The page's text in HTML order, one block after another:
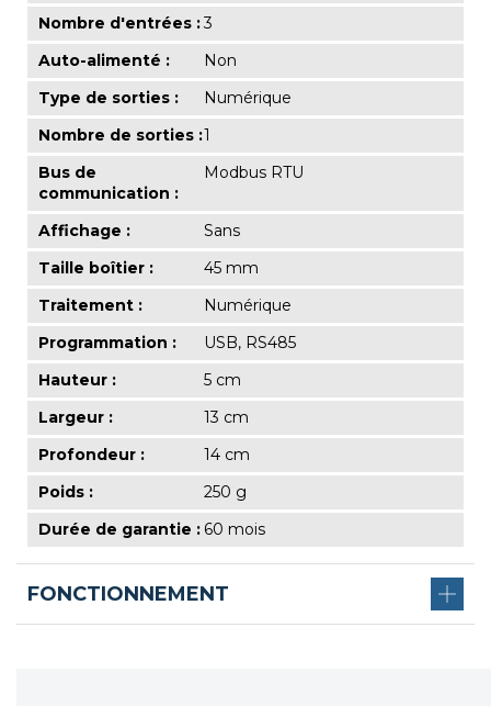
Nombre d'entrées :3
Auto-alimenté :
Non
Type de sorties :
Numérique
Nombre de sorties :1
Bus de
communication :
Modbus RTU
Affichage :
Sans
Taille boîtier :
45 mm
Traitement :
Numérique
Programmation :
USB, RS485
Hauteur :
5 cm
Largeur :
13 cm
Profondeur :
14 cm
Poids :
250 g
Durée de garantie : 60 mois
FONCTIONNEMENT